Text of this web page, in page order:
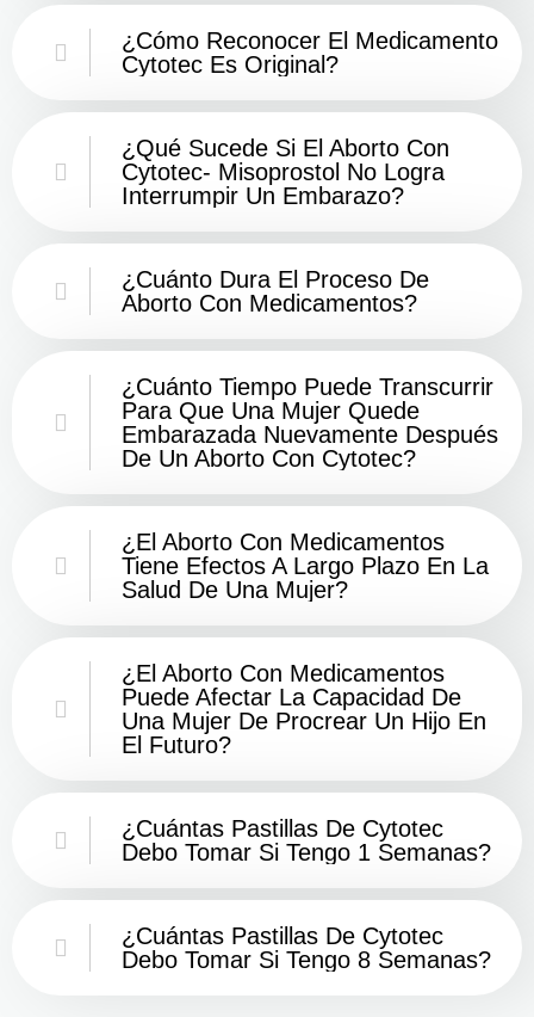
¿Cómo Reconocer El Medicamento
Cytotec Es Original?
¿Qué Sucede Si El Aborto Con
Cytotec- Misoprostol No Logra
Interrumpir Un Embarazo?
¿Cuánto Dura El Proceso De
Aborto Con Medicamentos?
¿Cuánto Tiempo Puede Transcurrir
Para Que Una Mujer Quede
Embarazada Nuevamente Después
De Un Aborto Con Cytotec?
¿El Aborto Con Medicamentos
Tiene Efectos A Largo Plazo En La
Salud De Una Mujer?
¿El Aborto Con Medicamentos
Puede Afectar La Capacidad De
Una Mujer De Procrear Un Hijo En
El Futuro?
¿Cuántas Pastillas De Cytotec
Debo Tomar Si Tengo 1 Semanas?
¿Cuántas Pastillas De Cytotec
Debo Tomar Si Tengo 8 Semanas?